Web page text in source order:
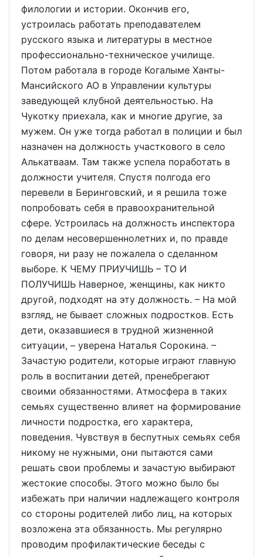
филологии и истории. Окончив его,
устроилась работать преподавателем
русского языка и литературы в местное
профессионально-техническое училище.
Потом работала в городе Когалыме Ханты-
Мансийского АО в Управлении культуры
заведующей клубной деятельностью. На
Чукотку приехала, как и многие другие, за
мужем. Он уже тогда работал в полиции и был
назначен на должность участкового в село
Алькатваам. Там также успела поработать в
должности учителя. Спустя полгода его
перевели в Беринговский, и я решила тоже
попробовать себя в правоохранительной
сфере. Устроилась на должность инспектора
по делам несовершеннолетних и, по правде
говоря, ни разу не пожалела о сделанном
выборе. К ЧЕМУ ПРИУЧИШЬ – ТО И
ПОЛУЧИШЬ Наверное, женщины, как никто
другой, подходят на эту должность. – На мой
взгляд, не бывает сложных подростков. Есть
дети, оказавшиеся в трудной жизненной
ситуации, – уверена Наталья Сорокина. –
Зачастую родители, которые играют главную
роль в воспитании детей, пренебрегают
своими обязанностями. Атмосфера в таких
семьях существенно влияет на формирование
личности подростка, его характера,
поведения. Чувствуя в беспутных семьях себя
никому не нужными, они пытаются сами
решать свои проблемы и зачастую выбирают
жестокие способы. Этого можно было бы
избежать при наличии надлежащего контроля
со стороны родителей либо лиц, на которых
возложена эта обязанность. Мы регулярно
проводим профилактические беседы с